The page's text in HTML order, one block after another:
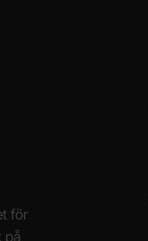
för
på